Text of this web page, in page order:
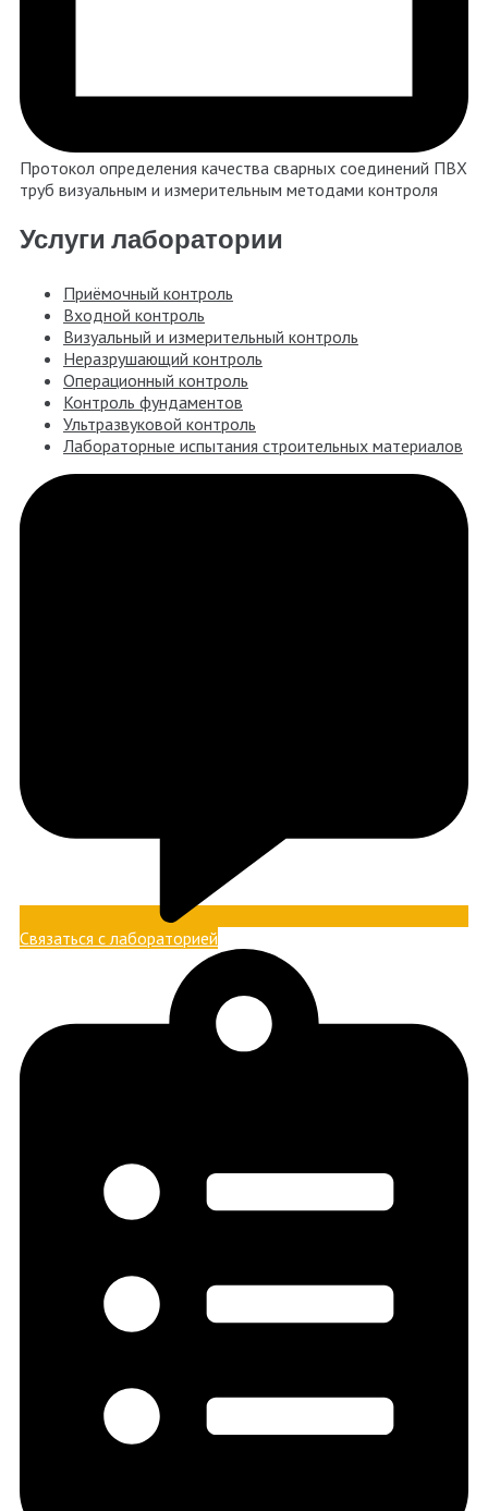
Протокол определения качества сварных соединений ПВХ
труб визуальным и измерительным методами контроля
Услуги лаборатории
Приёмочный контроль
Входной контроль
Визуальный и измерительный контроль
Неразрушающий контроль
Операционный контроль
Контроль фундаментов
Ультразвуковой контроль
Лабораторные испытания строительных материалов
Связаться с лабораторией